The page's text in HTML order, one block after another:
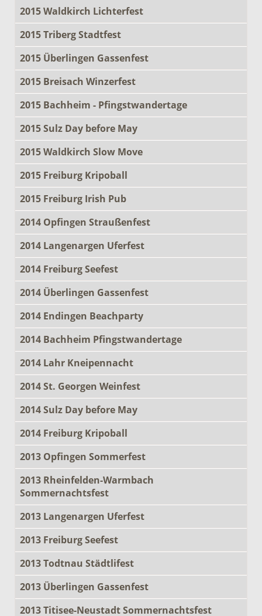
2015 Waldkirch Lichterfest
2015 Triberg Stadtfest
2015 Überlingen Gassenfest
2015 Breisach Winzerfest
2015 Bachheim - Pfingstwandertage
2015 Sulz Day before May
2015 Waldkirch Slow Move
2015 Freiburg Kripoball
2015 Freiburg Irish Pub
2014 Opfingen Straußenfest
2014 Langenargen Uferfest
2014 Freiburg Seefest
2014 Überlingen Gassenfest
2014 Endingen Beachparty
2014 Bachheim Pfingstwandertage
2014 Lahr Kneipennacht
2014 St. Georgen Weinfest
2014 Sulz Day before May
2014 Freiburg Kripoball
2013 Opfingen Sommerfest
2013 Rheinfelden-Warmbach
Sommernachtsfest
2013 Langenargen Uferfest
2013 Freiburg Seefest
2013 Todtnau Städtlifest
2013 Überlingen Gassenfest
2013 Titisee-Neustadt Sommernachtsfest